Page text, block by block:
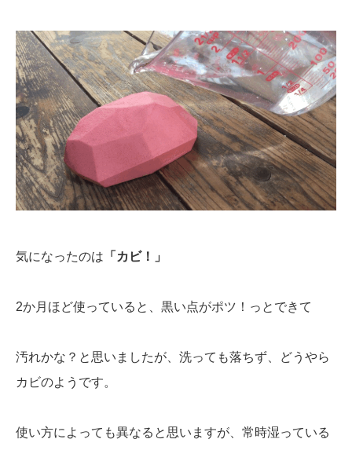
気になったのは 「カビ！」
2か月ほど使っていると、黒い点がポツ！っとできて
汚れかな？と思いましたが、洗っても落ちず、どうやら
カビのようです。
使い方によっても異なると思いますが、常時湿っている